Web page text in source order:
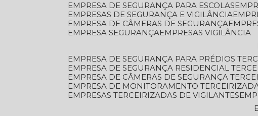
EMPRESA DE SEGURANÇA PARA ESCOLAS
EMPRESAS DE SEGURANÇA E VIGILÂNCIA
EMPRESA DE CÂMERAS DE SEGURANÇA
EMPRESA SEGURANÇA
EMPRESAS VIGILÂNCIA
EMPRESA DE SEGURANÇA PARA PRÉDIOS
EMPRESA DE SEGURANÇA RESIDENCIAL
EMPRESA DE CÂMERAS DE SEGURANÇA
EMPRESA DE MONITORAMENTO
EMPRESAS TERCEIRIZADAS DE VIGILANTES